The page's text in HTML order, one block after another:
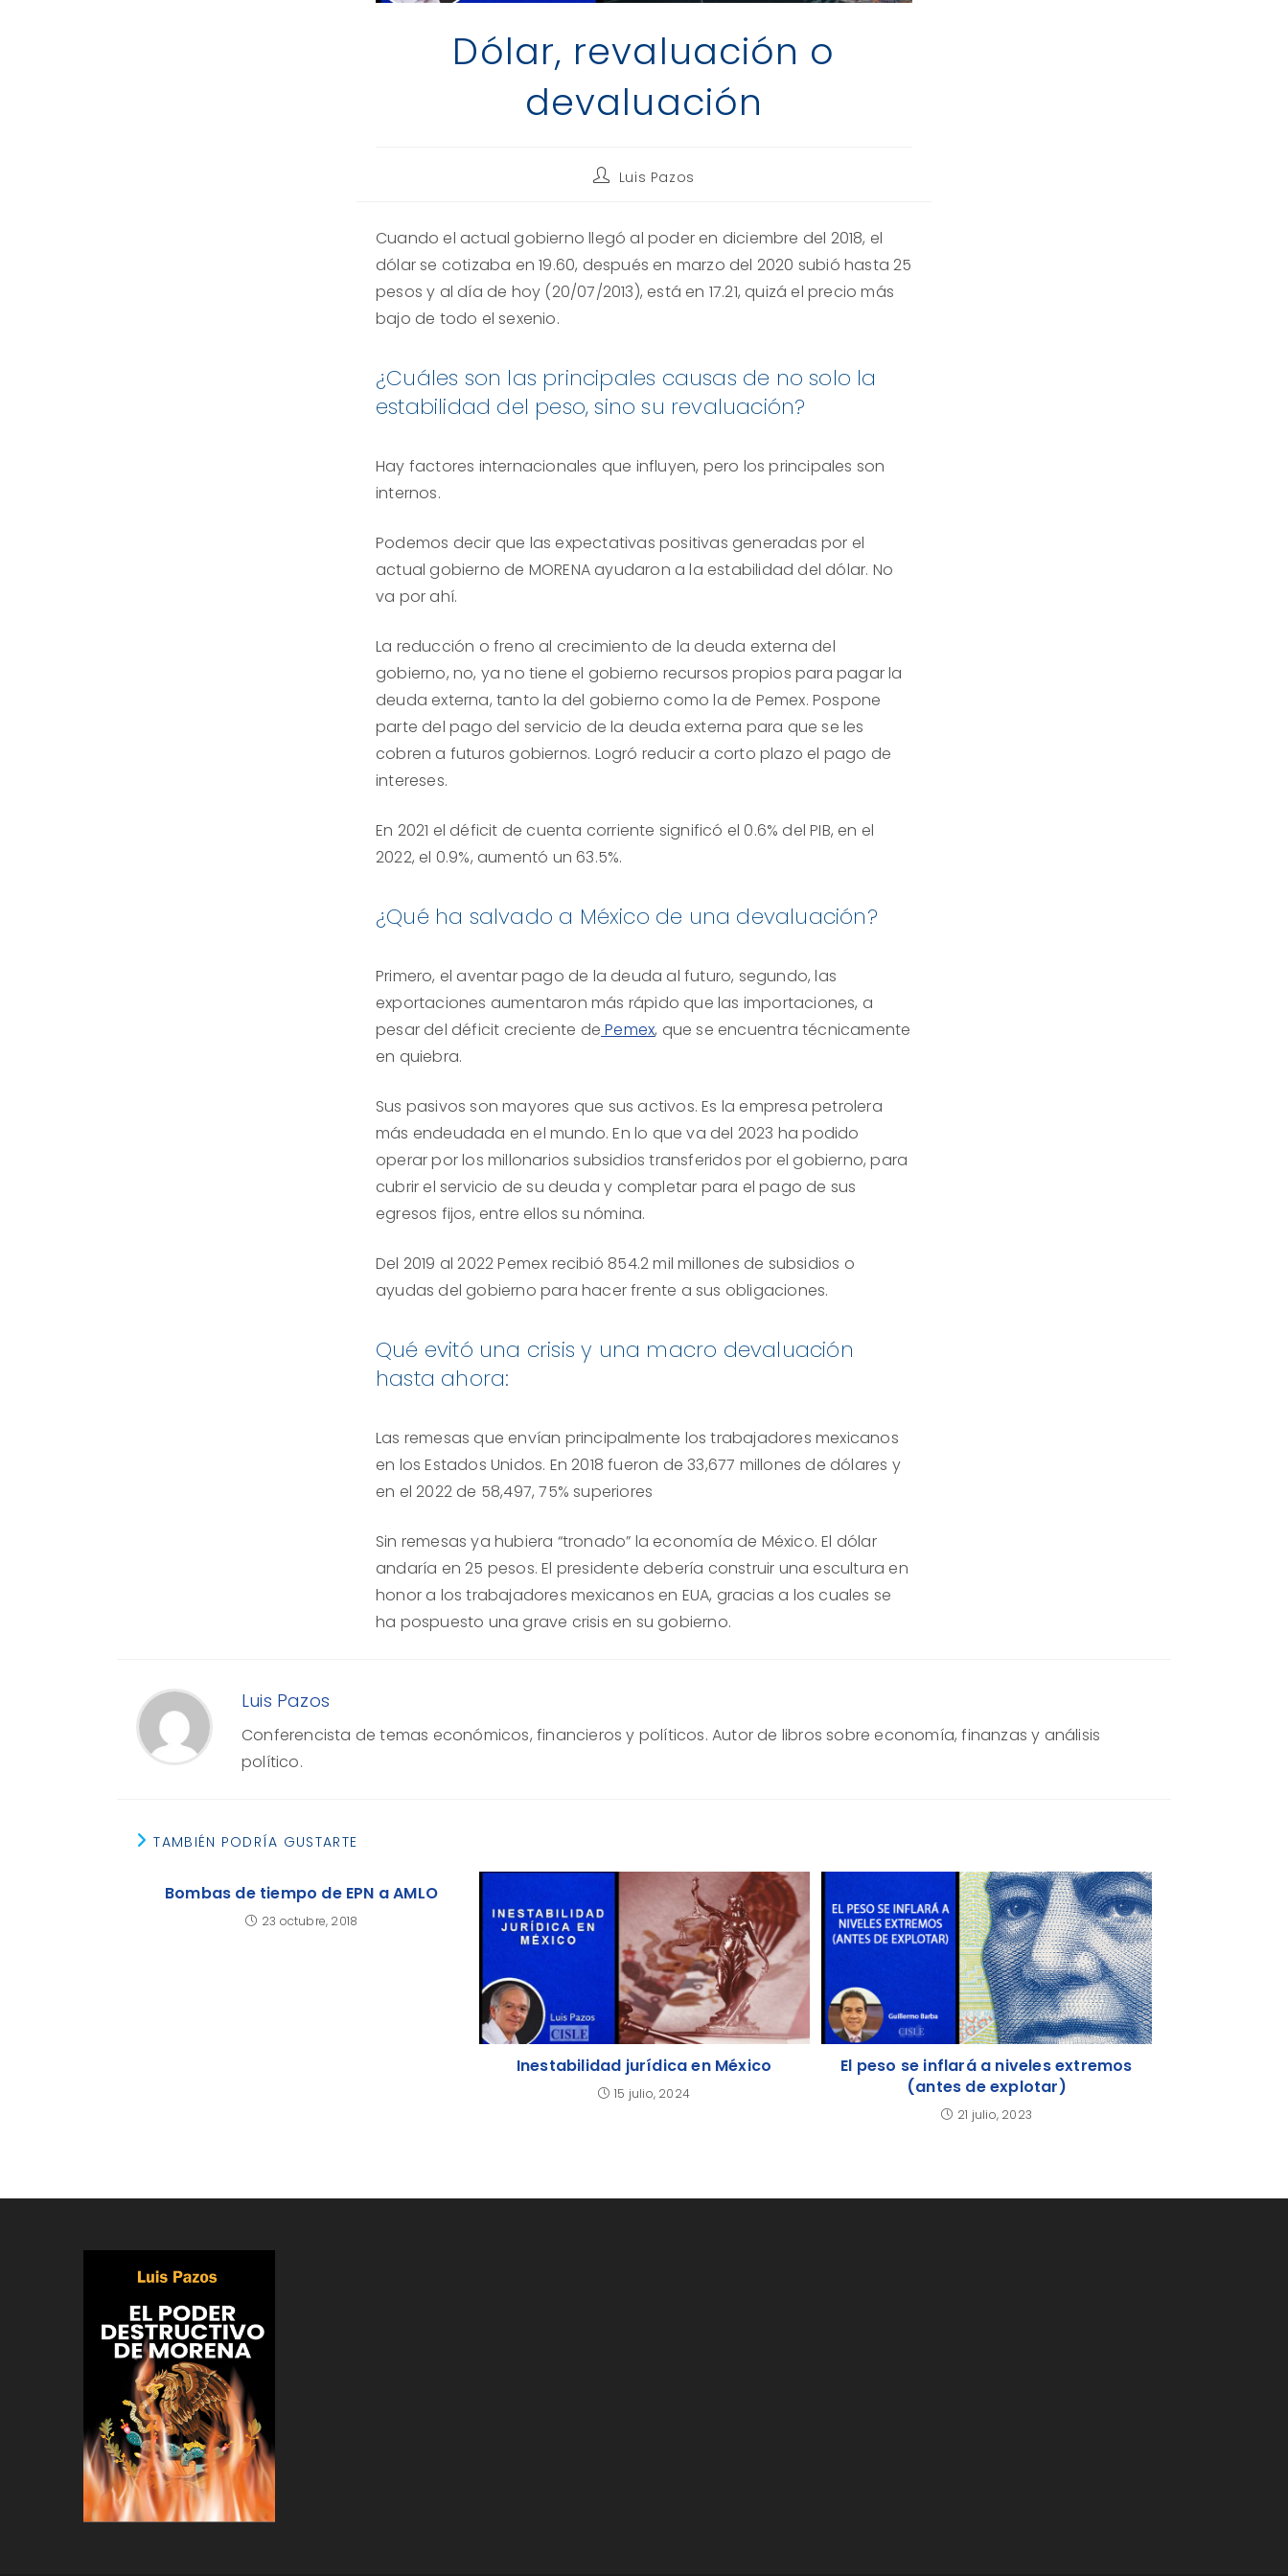
Dólar, revaluación o
devaluación
Autor
entrada:
Luis Pazos
Cuando el actual gobierno llegó al poder en diciembre del 2018, el
dólar se cotizaba en 19.60, después en marzo del 2020 subió hasta 25
pesos y al día de hoy (20/07/2013), está en 17.21, quizá el precio más
bajo de todo el sexenio.
¿Cuáles son las principales causas de no solo la
estabilidad del peso, sino su revaluación?
Hay factores internacionales que influyen, pero los principales son
internos.
Podemos decir que las expectativas positivas generadas por el
actual gobierno de MORENA ayudaron a la estabilidad del dólar. No
va por ahí.
La reducción o freno al crecimiento de la deuda externa del
gobierno, no, ya no tiene el gobierno recursos propios para pagar la
deuda externa, tanto la del gobierno como la de Pemex. Pospone
parte del pago del servicio de la deuda externa para que se les
cobren a futuros gobiernos. Logró reducir a corto plazo el pago de
intereses.
En 2021 el déficit de cuenta corriente significó el 0.6% del PIB, en el
2022, el 0.9%, aumentó un 63.5%.
¿Qué ha salvado a México de una devaluación?
Primero, el aventar pago de la deuda al futuro, segundo, las
exportaciones aumentaron más rápido que las importaciones, a
pesar del déficit creciente de Pemex, que se encuentra técnicamente
en quiebra.
Sus pasivos son mayores que sus activos. Es la empresa petrolera
más endeudada en el mundo. En lo que va del 2023 ha podido
operar por los millonarios subsidios transferidos por el gobierno, para
cubrir el servicio de su deuda y completar para el pago de sus
egresos fijos, entre ellos su nómina.
Del 2019 al 2022 Pemex recibió 854.2 mil millones de subsidios o
ayudas del gobierno para hacer frente a sus obligaciones.
Qué evitó una crisis y una macro devaluación
hasta ahora:
Las remesas que envían principalmente los trabajadores mexicanos
en los Estados Unidos. En 2018 fueron de 33,677 millones de dólares y
en el 2022 de 58,497, 75% superiores
Sin remesas ya hubiera “tronado” la economía de México. El dólar
andaría en 25 pesos. El presidente debería construir una escultura en
honor a los trabajadores mexicanos en EUA, gracias a los cuales se
ha pospuesto una grave crisis en su gobierno.
Luis Pazos
Conferencista de temas económicos, financieros y políticos. Autor de libros sobre economía, finanzas y análisis
político.
TAMBIÉN PODRÍA GUSTARTE
Bombas de tiempo de EPN a AMLO
23 octubre, 2018
Inestabilidad jurídica en México
15 julio, 2024
El peso se inflará a niveles extremos
(antes de explotar)
21 julio, 2023